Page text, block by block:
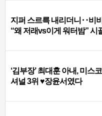
지퍼 스르륵 내리더니‥비
“왜 저래vs이게 워터밤” 시
‘김부장’ 최대훈 아내, 미스
셔널 3위 ♥장윤서였다